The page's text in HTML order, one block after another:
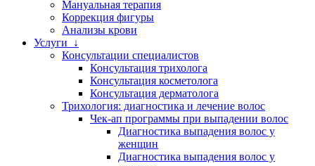
Мануальная терапия
Коррекция фигуры
Анализы крови
Услуги ↓
Консультации специалистов
Консультация трихолога
Консультация косметолога
Консультация дерматолога
Трихология: диагностика и лечение волос
Чек-ап программы при выпадении волос
Диагностика выпадения волос у
женщин
Диагностика выпадения волос у